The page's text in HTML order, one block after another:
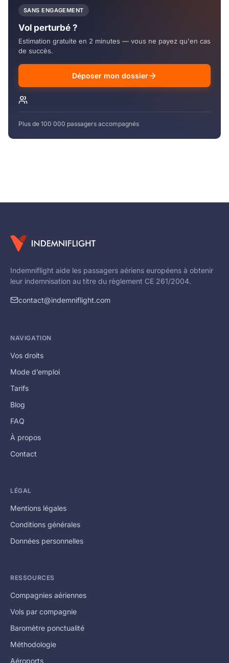
SANS ENGAGEMENT
Vol perturbé ?
Estimation gratuite en 2 minutes — vous ne payez qu'en cas
de succès.
Déposer mon dossier
Plus de 100 000 passagers accompagnés
Indemniflight aide les passagers aériens européens à obtenir
leur indemnisation au titre du règlement CE 261/2004.
contact@indemniflight.com
NAVIGATION
Vos droits
Mode d’emploi
Tarifs
Blog
FAQ
À propos
Contact
LÉGAL
Mentions légales
Conditions générales
Données personnelles
RESSOURCES
Compagnies aériennes
Vols par compagnie
Baromètre ponctualité
Méthodologie
Aéroports